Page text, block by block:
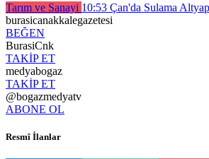
Tarım ve Sanayi 10:53 Çan'da Sulama
burasicanakkalegazetesi
BEĞEN
BurasiCnk
TAKİP ET
medyabogaz
TAKİP ET
@bogazmedyatv
ABONE OL
Resmî İlanlar